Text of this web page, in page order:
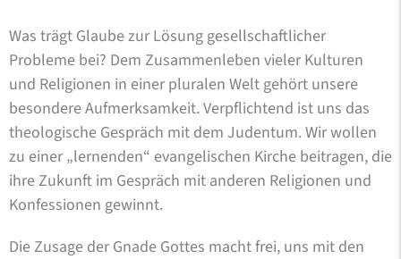
Was trägt Glaube zur Lösung gesellschaftlicher
Probleme bei? Dem Zusammenleben vieler Kulturen
und Religionen in einer pluralen Welt gehört unsere
besondere Aufmerksamkeit. Verpflichtend ist uns das
theologische Gespräch mit dem Judentum. Wir wollen
zu einer „lernenden“ evangelischen Kirche beitragen, die
ihre Zukunft im Gespräch mit anderen Religionen und
Konfessionen gewinnt.
Die Zusage der Gnade Gottes macht frei, uns mit den